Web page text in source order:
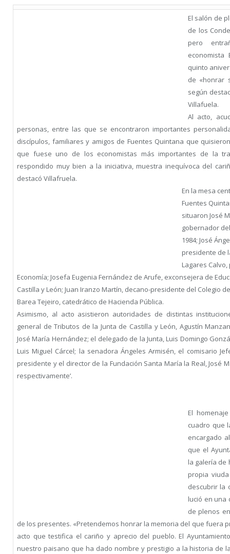
El salón de
de los
pero
economista
quinto
de «honrar
según
Villafuela.
Al acto,
personas, entre las que se encontraron importantes
discípulos, familiares y amigos de Fuentes Quintana que
que fuese uno de los economistas más importantes de la
respondido muy bien a la iniciativa, muestra inequívoca del
destacó Villafruela.
En la mesa
Fuentes
situaron José
gobernador
1984; José
presidente de
Lagares
Economía; Josefa Eugenia Fernández de Arufe, exconsejera de
Castilla y León; Juan Iranzo Martín, decano-presidente del Colegio
Barea Tejeiro, catedrático de Hacienda Pública.
Asimismo, al acto asistieron autoridades de distintas
general de Tributos de la Junta de Castilla y León, Agustín
José María Hernández; el delegado de la Junta, Luis Domingo
Luis Miguel Cárcel; la senadora Ángeles Armisén, el comisario
presidente y el director de la Fundación Santa María la Real, José
respectivamente’.
El
cuadro que
encargado
que el
la galería de
propia
descubrir la
lució en una
de plenos
de los presentes. «Pretendemos honrar la memoria del que fuera
acto que testifica el cariño y aprecio del pueblo. El
nuestro paisano que ha dado nombre y prestigio a la historia de